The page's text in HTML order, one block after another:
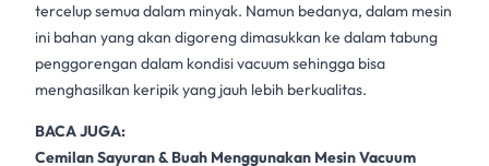
tercelup semua dalam minyak. Namun bedanya, dalam mesin
ini bahan yang akan digoreng dimasukkan ke dalam tabung
penggorengan dalam kondisi vacuum sehingga bisa
menghasilkan keripik yang jauh lebih berkualitas.
BACA JUGA:
Cemilan Sayuran & Buah Menggunakan Mesin Vacuum